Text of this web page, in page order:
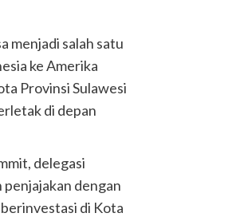
menjadi salah satu
ke Amerika
Provinsi Sulawesi
di depan
delegasi
dengan
di Kota